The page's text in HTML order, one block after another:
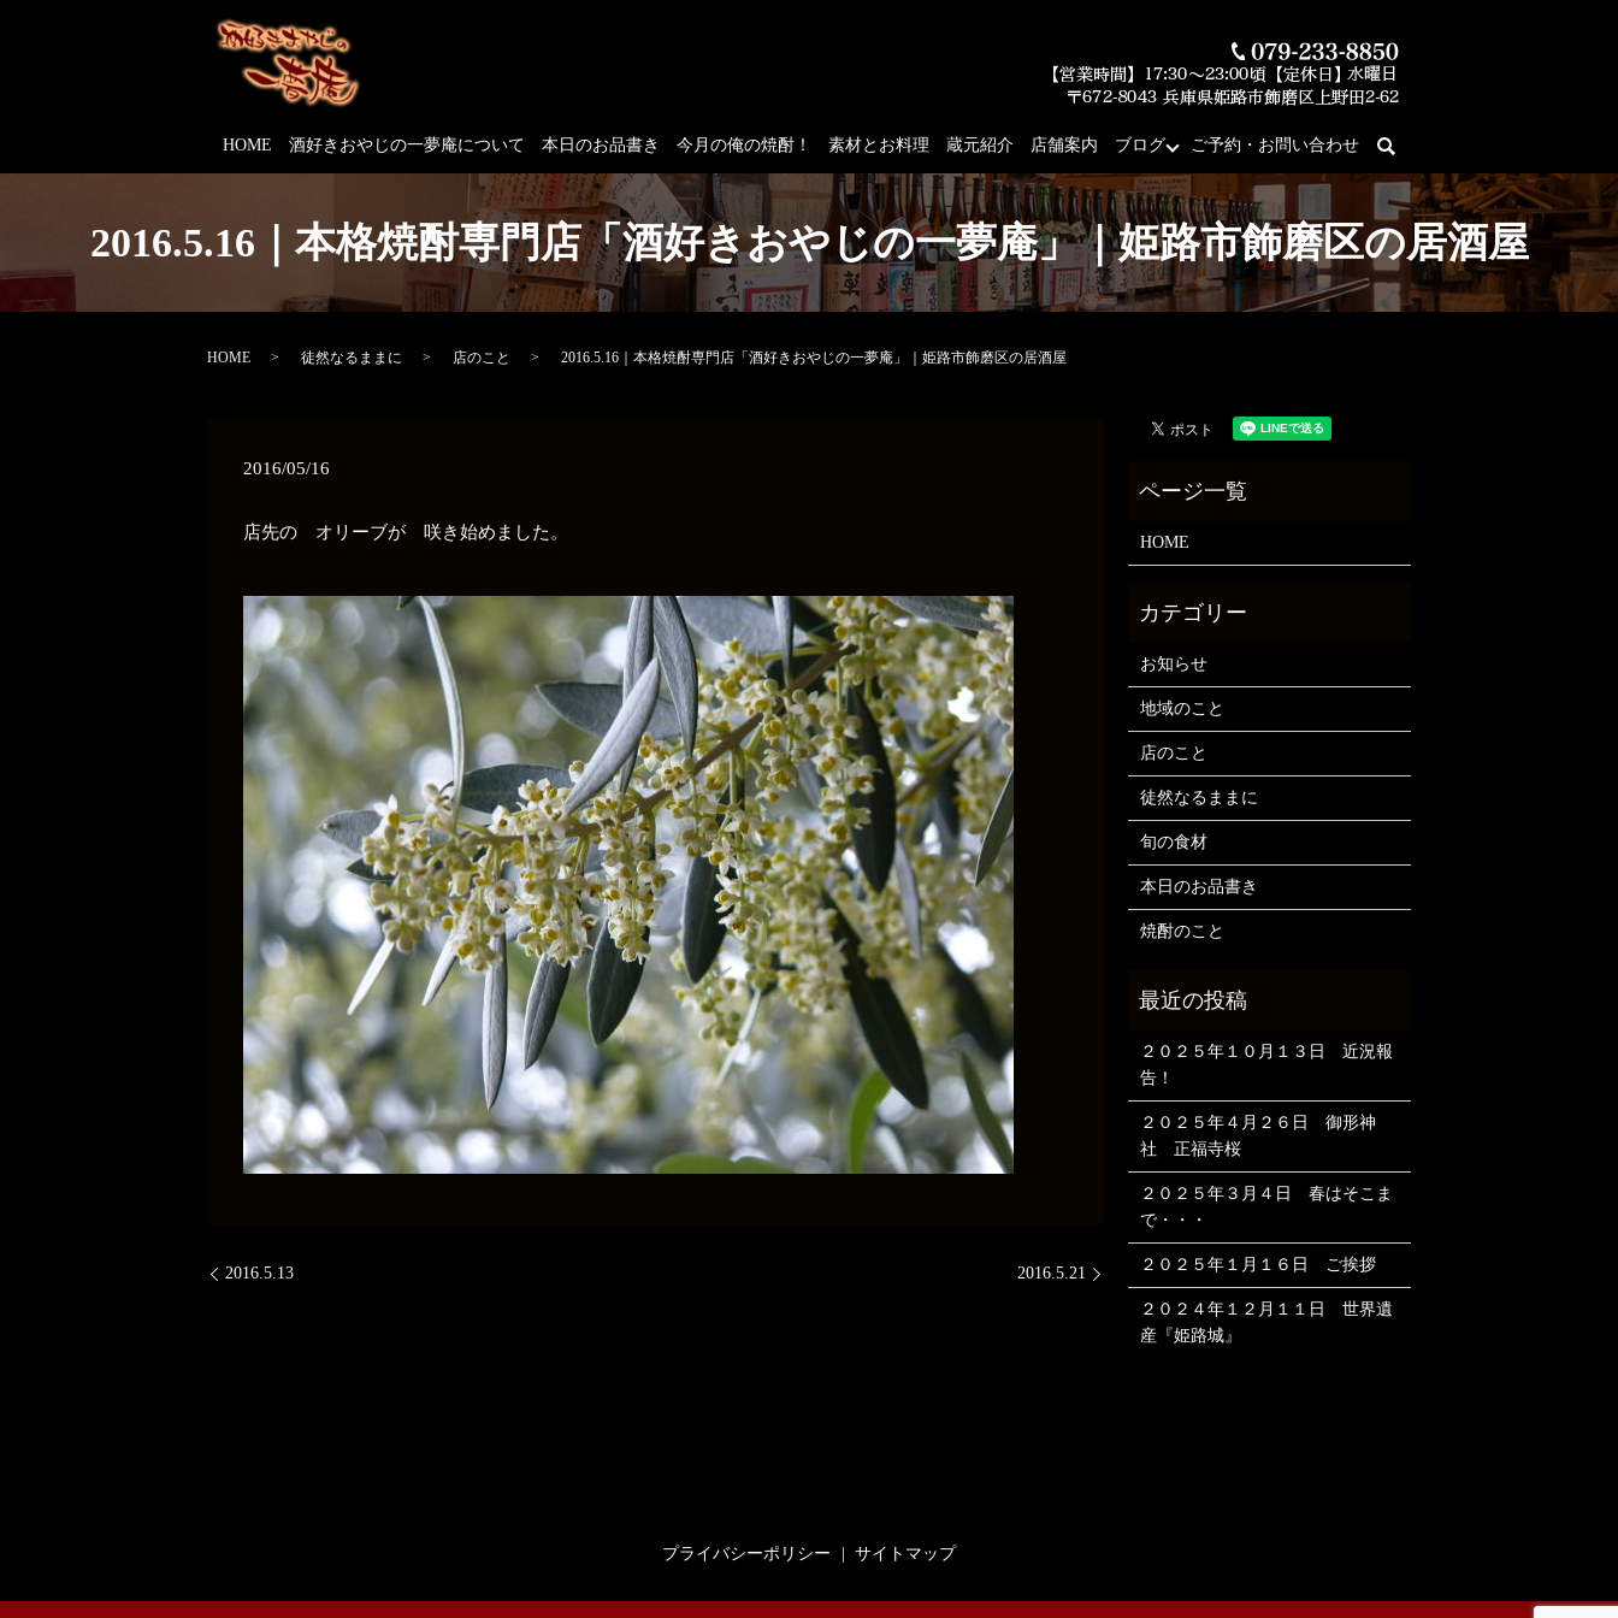
HOME 酒好きおやじの一夢庵について 本日のお品書き 今月の俺の焼酎！ 素材とお料理 蔵元紹介 店舗案内 ブログ ご予約・お問い合わせ
2016.5.16｜本格焼酎専門店「酒好きおやじの一夢庵」｜姫路市飾磨区の居酒屋
HOME 徒然なるままに 店のこと 2016.5.16｜本格焼酎専門店「酒好きおやじの一夢庵」｜姫路市飾磨区の居酒屋
2016/05/16
店先の オリーブが 咲き始めました。
2016.5.13 2016.5.21
HOME
お知らせ
地域のこと
店のこと
徒然なるままに
旬の食材
本日のお品書き
焼酎のこと
２０２５年１０月１３日 近況報
告！
２０２５年４月２６日 御形神
社 正福寺桜
２０２５年３月４日 春はそこま
で・・・
２０２５年１月１６日 ご挨拶
２０２４年１２月１１日 世界遺
産『姫路城』
プライバシーポリシー サイトマップ